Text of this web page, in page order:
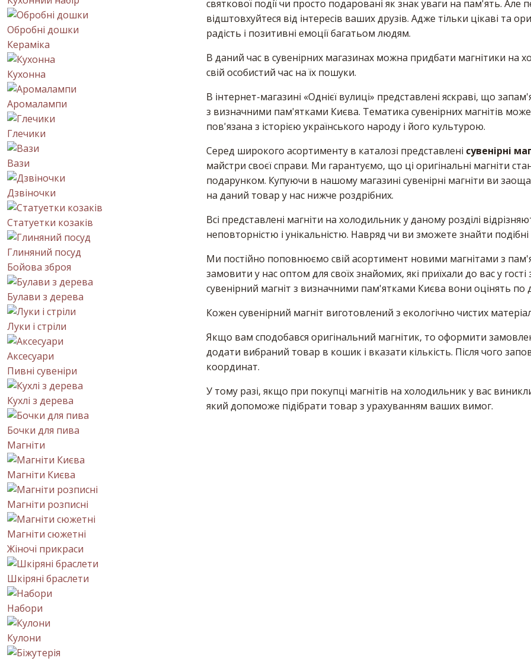
Обробні дошки
Кераміка
Кухонна
Аромалампи
Глечики
Вази
Дзвіночки
Статуетки козаків
Глиняний посуд
Бойова зброя
Булави з дерева
Луки і стріли
Аксесуари
Пивні сувеніри
Кухлі з дерева
Бочки для пива
Магніти
Магніти Києва
Магніти розписні
Магніти сюжетні
Жіночі прикраси
Шкіряні браслети
Набори
Кулони
святкової події чи просто подаровані як знак уваги на пам'ять.
відштовхуйтеся від інтересів ваших друзів. Адже тільки цікаві та
радість і позитивні емоції багатьом людям.
В даний час в сувенірних магазинах можна придбати магнітики на
свій особистий час на їх пошуки.
В інтернет-магазині «Однієї вулиці» представлені яскраві, що
з визначними пам'ятками Києва. Тематика сувенірних магнітів
пов'язана з історією українського народу і його культурою.
Серед широкого асортименту в каталозі представлені сувенірні
майстри своєї справи. Ми гарантуємо, що ці оригінальні магніти
подарунком. Купуючи в нашому магазині сувенірні магніти ви
на даний товар у нас нижче роздрібних.
Всі представлені магніти на холодильник у даному розділі
неповторністю і унікальністю. Навряд чи ви зможете знайти
Ми постійно поповнюємо свій асортимент новими магнітами з
замовити у нас оптом для своїх знайомих, які приїхали до вас у
сувенірний магніт з визначними пам'ятками Києва вони оцінять по
Кожен сувенірний магніт виготовлений з екологічно чистих
Якщо вам сподобався оригінальний магнітик, то оформити
додати вибраний товар в кошик і вказати кількість. Після чого
координат.
У тому разі, якщо при покупці магнітів на холодильник у вас
який допоможе підібрати товар з урахуванням ваших вимог.